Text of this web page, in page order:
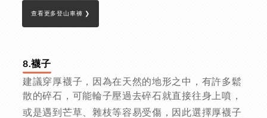
查看更多登山車褲 ❯
8.襪子
建議穿厚襪子，因為在天然的地形之中，有許多鬆
散的碎石，可能輪子壓過去碎石就直接往身上噴，
或是遇到芒草、雜枝等容易受傷，因此選擇厚襪子